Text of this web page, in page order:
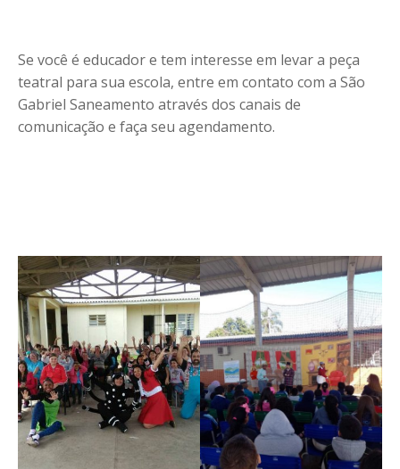
Se você é educador e tem interesse em levar a peça
teatral para sua escola, entre em contato com a São
Gabriel Saneamento através dos canais de
comunicação e faça seu agendamento.